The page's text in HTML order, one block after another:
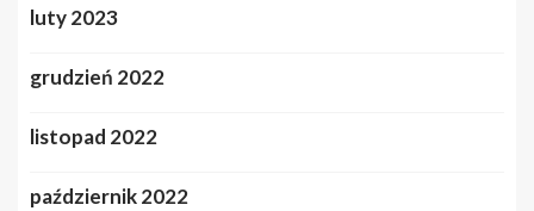
luty 2023
grudzień 2022
listopad 2022
październik 2022